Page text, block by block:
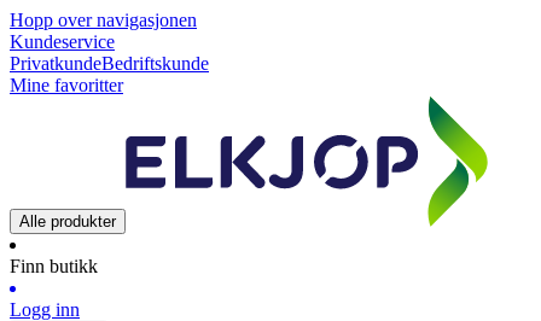
Hopp over navigasjonen
Kundeservice
PrivatkundeBedriftskunde
Mine favoritter
Alle produkter
Finn butikk
Logg inn